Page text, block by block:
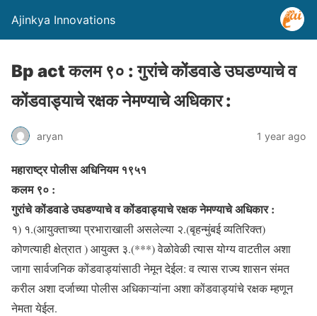
Ajinkya Innovations
Bp act कलम ९० : गुरांचे कोंडवाडे उघडण्याचे व
कोंडवाड्याचे रक्षक नेमण्याचे अधिकार :
aryan 1 year ago
महाराष्ट्र पोलीस अधिनियम १९५१
कलम ९० :
गुरांचे कोंडवाडे उघडण्याचे व कोंडवाड्याचे रक्षक नेमण्याचे अधिकार :
१) १.(आयुक्ताच्या प्रभाराखाली असलेल्या २.(बृहन्मुंबई व्यतिरिक्त)
कोणत्याही क्षेत्रात ) आयुक्त ३.(***) वेळोवेळी त्यास योग्य वाटतील अशा
जागा सार्वजनिक कोंडवाड्यांसाठी नेमून देईल: व त्यास राज्य शासन संमत
करील अशा दर्जाच्या पोलीस अधिकाऱ्यांना अशा कोंडवाड्यांचे रक्षक म्हणून
नेमता येईल.